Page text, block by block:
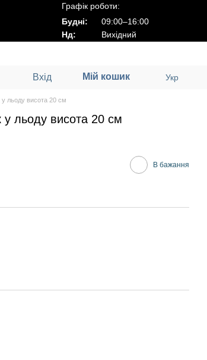
Графік роботи:
Будні:
09:00–16:00
Нд:
Вихідний
Вхід Мій кошик Укр
у льоду висота 20 см
у льоду висота 20 см
В бажання